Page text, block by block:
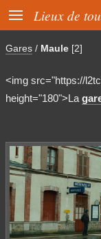
 Lieux de
Gares / Maule [2]
<img src="https://
height="180">La